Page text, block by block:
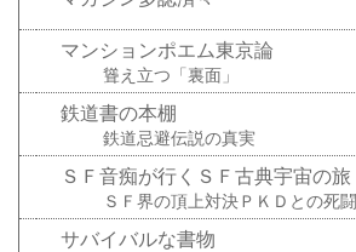
マンションポエム東京論
聳え立つ「裏面」
鉄道書の本棚
鉄道忌避伝説の真実
ＳＦ音痴が行くＳＦ古典宇宙の旅
ＳＦ界の頂上対決ＰＫＤとの死闘
サバイバルな書物